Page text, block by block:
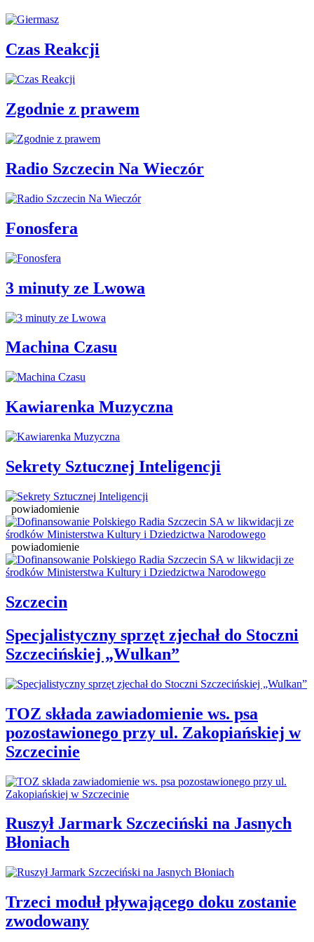
Czas Reakcji
Zgodnie z prawem
Radio Szczecin Na Wieczór
Fonosfera
3 minuty ze Lwowa
Machina Czasu
Kawiarenka Muzyczna
Sekrety Sztucznej Inteligencji
powiadomienie
powiadomienie
Szczecin
Specjalistyczny sprzęt zjechał do Stoczni
Szczecińskiej „Wulkan”
TOZ składa zawiadomienie ws. psa
pozostawionego przy ul. Zakopiańskiej w
Szczecinie
Ruszył Jarmark Szczeciński na Jasnych
Błoniach
Trzeci moduł pływającego doku zostanie
zwodowany